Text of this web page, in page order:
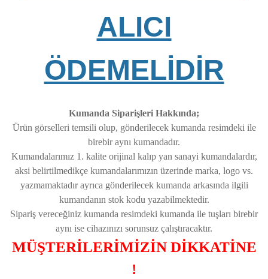
ALICI
ÖDEMELİDİR
Kumanda Siparişleri Hakkında;
Ürün görselleri temsili olup, gönderilecek kumanda resimdeki ile
birebir aynı kumandadır.
Kumandalarımız 1. kalite orijinal kalıp yan sanayi kumandalardır,
aksi belirtilmedikçe kumandalarımızın üzerinde marka, logo vs.
yazmamaktadır ayrıca gönderilecek kumanda arkasında ilgili
kumandanın stok kodu yazabilmektedir.
Sipariş vereceğiniz kumanda resimdeki kumanda ile tuşları birebir
aynı ise cihazınızı sorunsuz çalıştıracaktır.
MÜŞTERİLERİMİZİN DİKKATİNE
!